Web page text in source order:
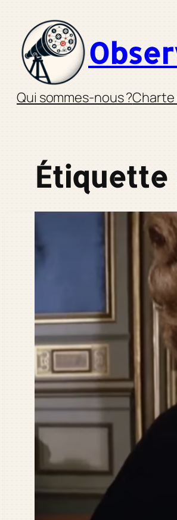
contenu
Qui sommes-nous ?Charte
Étiquette